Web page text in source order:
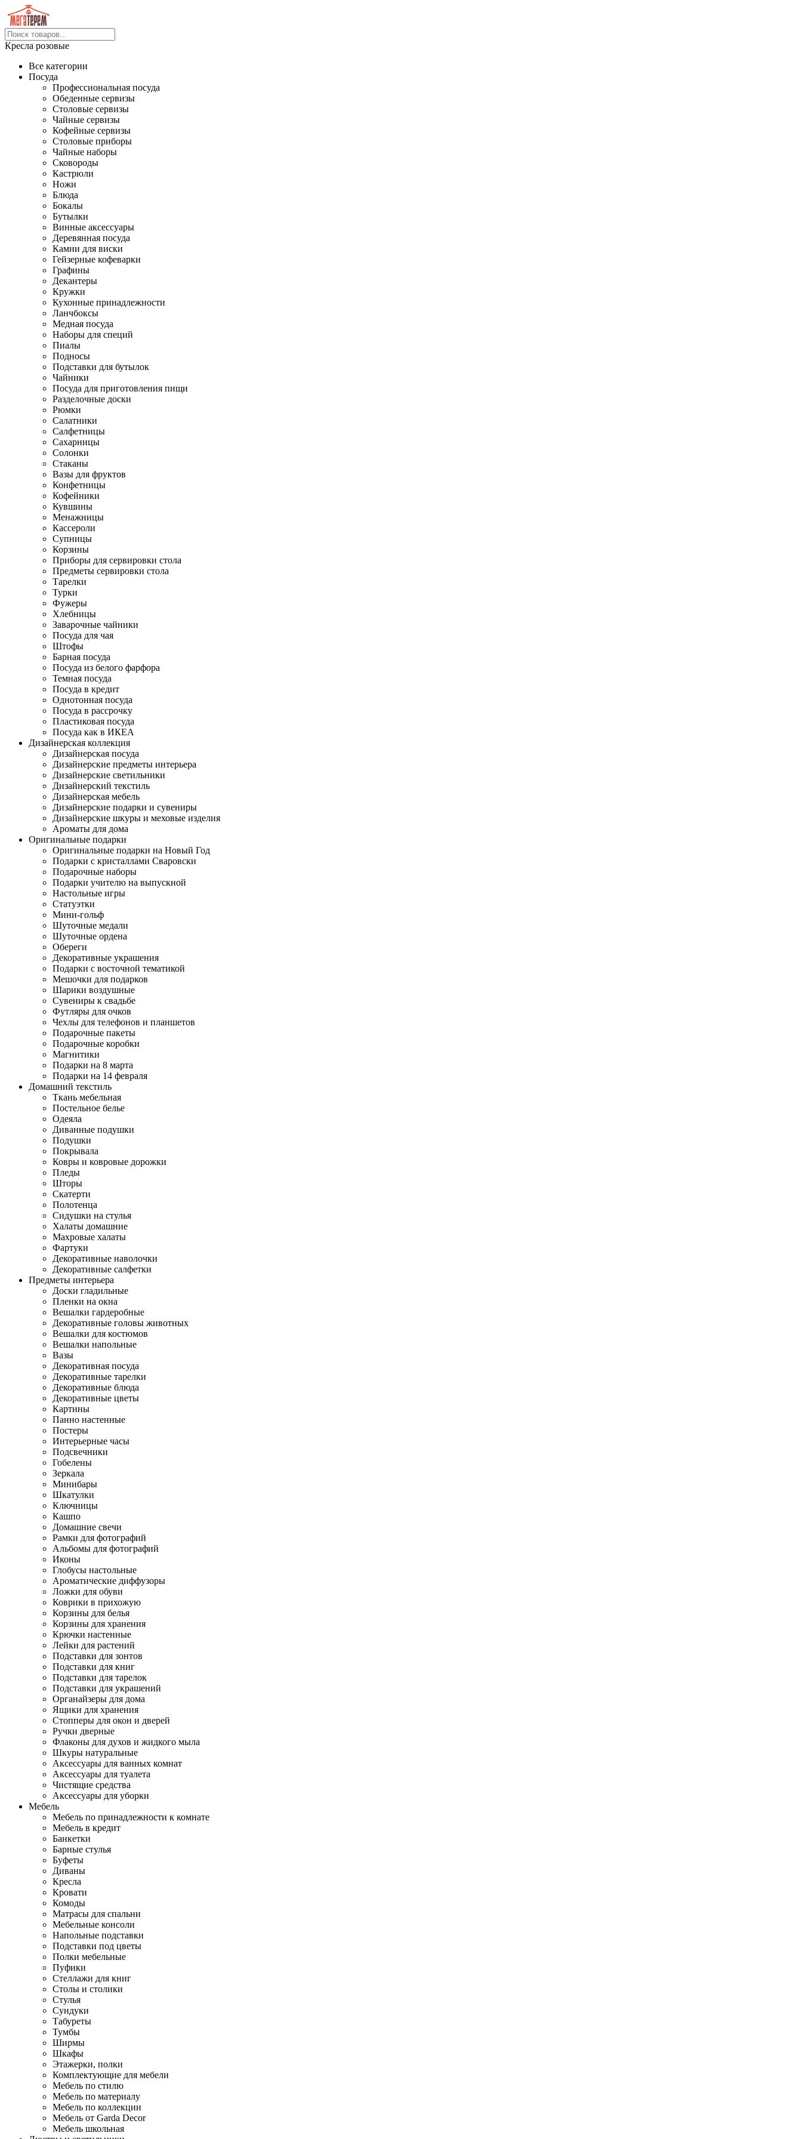
Кресла розовые
Все категории
Посуда
Профессиональная посуда
Обеденные сервизы
Столовые сервизы
Чайные сервизы
Кофейные сервизы
Столовые приборы
Чайные наборы
Сковороды
Кастрюли
Ножи
Блюда
Бокалы
Бутылки
Винные аксессуары
Деревянная посуда
Камни для виски
Гейзерные кофеварки
Графины
Декантеры
Кружки
Кухонные принадлежности
Ланчбоксы
Медная посуда
Наборы для специй
Пиалы
Подносы
Подставки для бутылок
Чайники
Посуда для приготовления пищи
Разделочные доски
Рюмки
Салатники
Салфетницы
Сахарницы
Солонки
Стаканы
Вазы для фруктов
Конфетницы
Кофейники
Кувшины
Менажницы
Кассероли
Супницы
Корзины
Приборы для сервировки стола
Предметы сервировки стола
Тарелки
Турки
Фужеры
Хлебницы
Заварочные чайники
Посуда для чая
Штофы
Барная посуда
Посуда из белого фарфора
Темная посуда
Посуда в кредит
Однотонная посуда
Посуда в рассрочку
Пластиковая посуда
Посуда как в ИКЕА
Дизайнерская коллекция
Дизайнерская посуда
Дизайнерские предметы интерьера
Дизайнерские светильники
Дизайнерский текстиль
Дизайнерская мебель
Дизайнерские подарки и сувениры
Дизайнерские шкуры и меховые изделия
Ароматы для дома
Оригинальные подарки
Оригинальные подарки на Новый Год
Подарки с кристаллами Сваровски
Подарочные наборы
Подарки учителю на выпускной
Настольные игры
Статуэтки
Мини-гольф
Шуточные медали
Шуточные ордена
Обереги
Декоративные украшения
Подарки с восточной тематикой
Мешочки для подарков
Шарики воздушные
Сувениры к свадьбе
Футляры для очков
Чехлы для телефонов и планшетов
Подарочные пакеты
Подарочные коробки
Магнитики
Подарки на 8 марта
Подарки на 14 февраля
Домашний текстиль
Ткань мебельная
Постельное белье
Одеяла
Диванные подушки
Подушки
Покрывала
Ковры и ковровые дорожки
Пледы
Шторы
Скатерти
Полотенца
Сидушки на стулья
Халаты домашние
Махровые халаты
Фартуки
Декоративные наволочки
Декоративные салфетки
Предметы интерьера
Доски гладильные
Пленки на окна
Вешалки гардеробные
Декоративные головы животных
Вешалки для костюмов
Вешалки напольные
Вазы
Декоративная посуда
Декоративные тарелки
Декоративные блюда
Декоративные цветы
Картины
Панно настенные
Постеры
Интерьерные часы
Подсвечники
Гобелены
Зеркала
Минибары
Шкатулки
Ключницы
Кашпо
Домашние свечи
Рамки для фотографий
Альбомы для фотографий
Иконы
Глобусы настольные
Ароматические диффузоры
Ложки для обуви
Коврики в прихожую
Корзины для белья
Корзины для хранения
Крючки настенные
Лейки для растений
Подставки для зонтов
Подставки для книг
Подставки для тарелок
Подставки для украшений
Органайзеры для дома
Ящики для хранения
Стопперы для окон и дверей
Ручки дверные
Флаконы для духов и жидкого мыла
Шкуры натуральные
Аксессуары для ванных комнат
Аксессуары для туалета
Чистящие средства
Аксессуары для уборки
Мебель
Мебель по принадлежности к комнате
Мебель в кредит
Банкетки
Барные стулья
Буфеты
Диваны
Кресла
Кровати
Комоды
Матрасы для спальни
Мебельные консоли
Напольные подставки
Подставки под цветы
Полки мебельные
Пуфики
Стеллажи для книг
Столы и столики
Стулья
Сундуки
Табуреты
Тумбы
Ширмы
Шкафы
Этажерки, полки
Комплектующие для мебели
Мебель по стилю
Мебель по материалу
Мебель по коллекции
Мебель от Garda Decor
Мебель школьная